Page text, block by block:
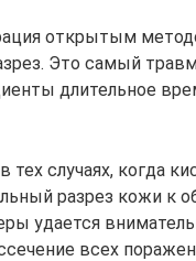
открытым
Это самый
длительное
случаях, когда
разрез кожи к
удается
всех